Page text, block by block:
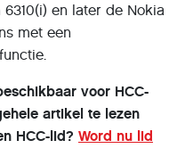
en later de Nokia
met een
voor HCC-
artikel te lezen
HCC-lid? Word nu lid